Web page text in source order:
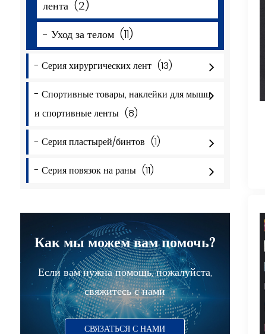
лента (2)
- Уход за телом (11)
- Серия хирургических лент (13)
- Спортивные товары, наклейки для мышц
и спортивные ленты (8)
- Серия пластырей/бинтов (1)
- Серия повязок на раны (11)
Как мы можем вам помочь?
Если вам нужна помощь, пожалуйста,
свяжитесь с нами
СВЯЗАТЬСЯ С НАМИ